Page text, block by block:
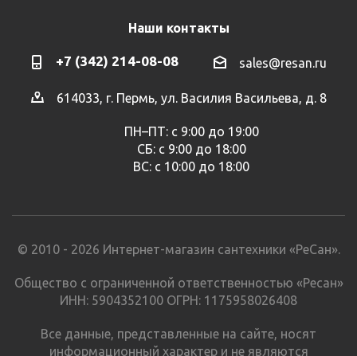
Наши контакты
+7 (342) 214-08-08 sales@resan.ru
614033, г. Пермь, ул. Василия Васильева, д. 8
ПН–ПТ: с 9:00 до 19:00
СБ: с 9:00 до 18:00
ВС: с 10:00 до 18:00
© 2010 - 2026 Интернет-магазин сантехники «РеСан».
Общество с ограниченной ответственностью «Ресан»
ИНН: 5904352100 ОГРН: 1175958026408
Все данные, представленные на сайте, носят
информационный характер и не являются